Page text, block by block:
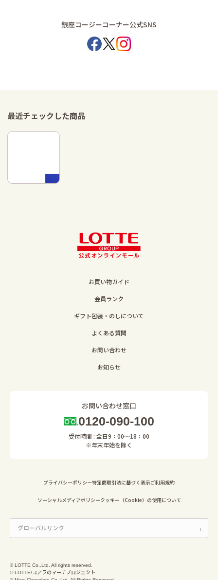
銀座コージーコーナー公式SNS
最近チェックした商品
お買い物ガイド
会員ランク
ギフト包装・のしについて
よくある質問
お問い合わせ
お知らせ
お問い合わせ窓口
0120-090-100
受付時間 : 全日9：00～18：00
※年末年始を除く
プライバシーポリシー特定商取引法に基づく表示ご利用規約
ソーシャルメディアポリシークッキー（Cookie）の使用について
© LOTTE Co.,Ltd. All rights reserved.
© LOTTE/コアラのマーチプロジェクト